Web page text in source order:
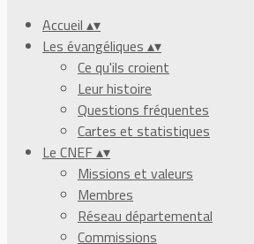
Accueil ▴▾
Les évangéliques ▴▾
Ce qu'ils croient
Leur histoire
Questions fréquentes
Cartes et statistiques
Le CNEF▴▾
Missions et valeurs
Membres
Réseau départemental
Commissions